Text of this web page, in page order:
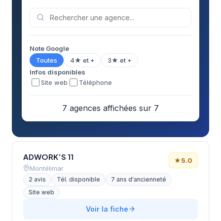
Note Google
Toutes
4★ et +
3★ et +
Infos disponibles
Site web
Téléphone
7 agences affichées sur 7
ADWORK’S 11
Montélimar
★5.0
2 avis Tél. disponible
7 ans d'ancienneté
Site web
Voir la fiche